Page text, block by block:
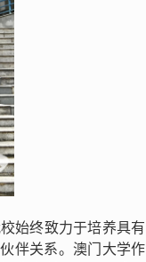
始终致力于培养具有
伴关系。澳门大学作